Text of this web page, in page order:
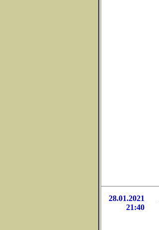
28.01.2021
21:40